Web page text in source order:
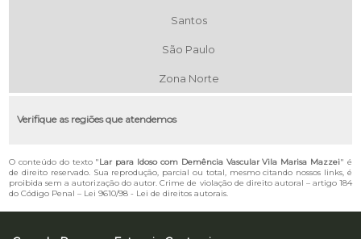
Santos
São Paulo
Zona Norte
Verifique as regiões que atendemos
O conteúdo do texto "Lar para Idoso com Demência Vascular Vila Marisa Mazzei" é
de direito reservado. Sua reprodução, parcial ou total, mesmo citando nossos links, é
proibida sem a autorização do autor. Crime de violação de direito autoral – artigo 184
do Código Penal – Lei 9610/98 - Lei de direitos autorais.